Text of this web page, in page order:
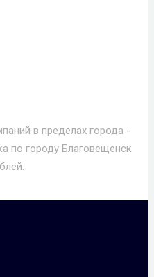
в пределах города -
по городу Благовещенск